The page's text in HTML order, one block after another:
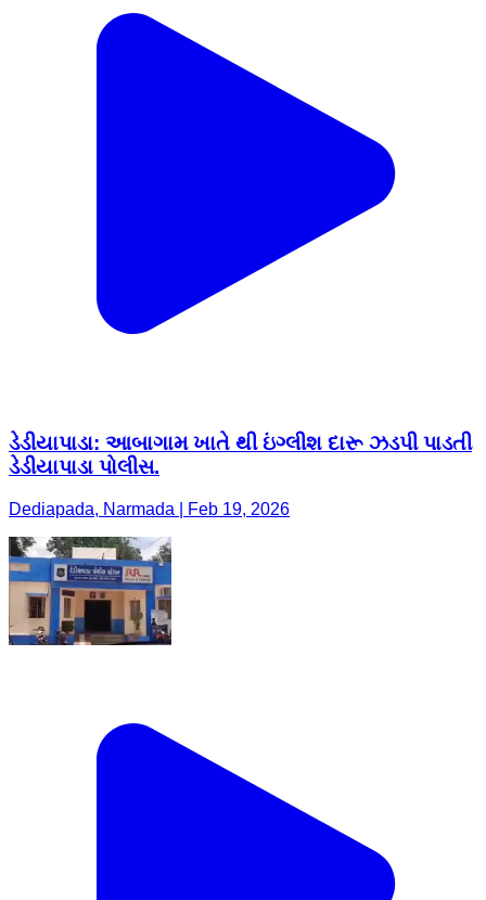
ડેડીયાપાડા: આબાગામ ખાતે થી ઇંગ્લીશ દારૂ ઝડપી પાડતી
ડેડીયાપાડા પોલીસ.
Dediapada, Narmada | Feb 19, 2026